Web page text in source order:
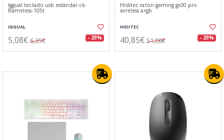
Iggual teclado usb estándar ck-
frameless-105t
IGGUAL
5,08€ 6,35€ - 20%
Hiditec raton gaming gx30 pro
wireless argb
HIDITEC
40,85€ 51,06€ - 20%